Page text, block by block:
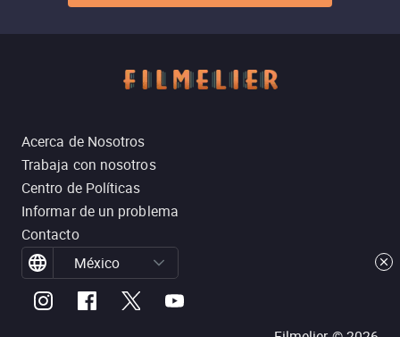
Acerca de Nosotros
Trabaja con nosotros
Centro de Políticas
Informar de un problema
Contacto
México